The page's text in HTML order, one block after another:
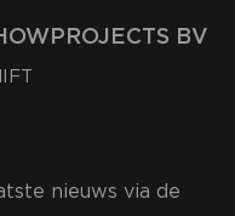
BV
nieuws via de